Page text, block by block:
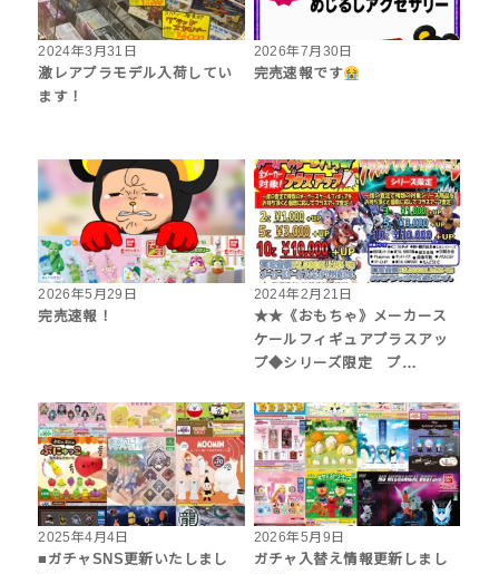
2024年3月31日
激レアプラモデル入荷してい
ます！
2026年7月30日
完売速報です
2026年5月29日
完売速報！
2024年2月21日
★★《おもちゃ》メーカース
ケールフィギュアプラスアッ
プ◆シリーズ限定 プ…
2025年4月4日
■ガチャSNS更新いたしまし
2026年5月9日
ガチャ入替え情報更新しまし